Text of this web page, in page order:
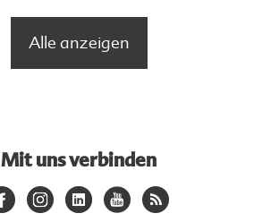
Alle anzeigen
Mit uns verbinden